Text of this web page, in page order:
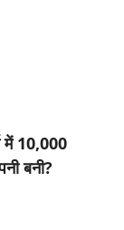
में 10,000
बनी?